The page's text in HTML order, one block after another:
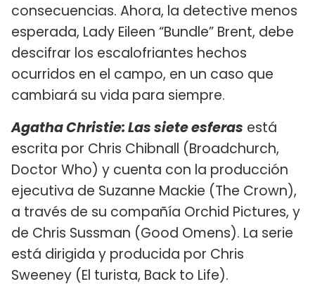
consecuencias. Ahora, la detective menos
esperada, Lady Eileen “Bundle” Brent, debe
descifrar los escalofriantes hechos
ocurridos en el campo, en un caso que
cambiará su vida para siempre.
Agatha Christie: Las siete esferas está
escrita por Chris Chibnall (Broadchurch,
Doctor Who) y cuenta con la producción
ejecutiva de Suzanne Mackie (The Crown),
a través de su compañía Orchid Pictures, y
de Chris Sussman (Good Omens). La serie
está dirigida y producida por Chris
Sweeney (El turista, Back to Life).